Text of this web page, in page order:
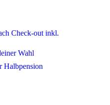
Check-out inkl.
Wahl
Halbpension